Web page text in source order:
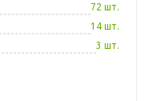
72 шт.
14 шт.
3 шт.